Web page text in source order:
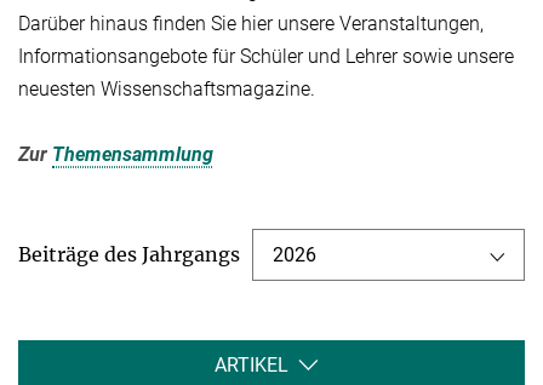
Darüber hinaus finden Sie hier unsere Veranstaltungen,
Informationsangebote für Schüler und Lehrer sowie unsere
neuesten Wissenschaftsmagazine.
Zur Themensammlung
Beiträge des Jahrgangs 2026
ARTIKEL